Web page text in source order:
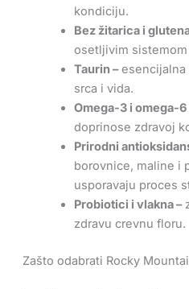
kondiciju.
Bez žitarica i
osetljivim sistemom
Taurin –esencijalna
srca i vida.
Omega-3 i omega-
doprinose zdravoj
Prirodni
borovnice, maline i
usporavaju proces
Probiotici i vlakna –
zdravu crevnu floru.
Zašto odabrati Rocky